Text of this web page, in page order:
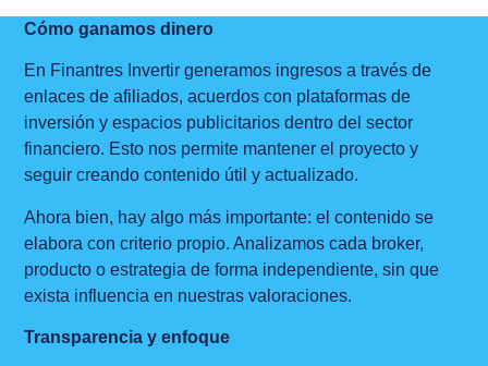
Cómo ganamos dinero
En Finantres Invertir generamos ingresos a través de
enlaces de afiliados, acuerdos con plataformas de
inversión y espacios publicitarios dentro del sector
financiero. Esto nos permite mantener el proyecto y
seguir creando contenido útil y actualizado.
Ahora bien, hay algo más importante: el contenido se
elabora con criterio propio. Analizamos cada broker,
producto o estrategia de forma independiente, sin que
exista influencia en nuestras valoraciones.
Transparencia y enfoque